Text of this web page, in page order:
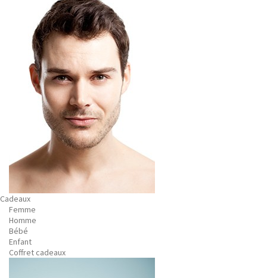
Cadeaux
Femme
Homme
Bébé
Enfant
Coffret cadeaux